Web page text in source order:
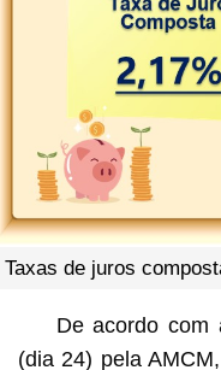
Taxas de juros
De acordo com
(dia 24) pela